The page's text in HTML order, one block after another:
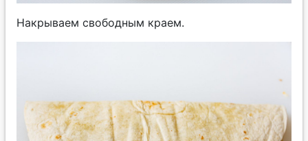
Накрываем свободным краем.